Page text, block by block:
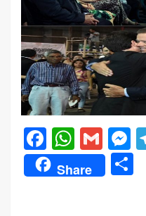
Facebook
Share